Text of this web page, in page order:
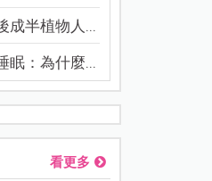
良品店員發枕頭護頭、陪伴撤離
成半植物人...
眠：為什麼...
看更多